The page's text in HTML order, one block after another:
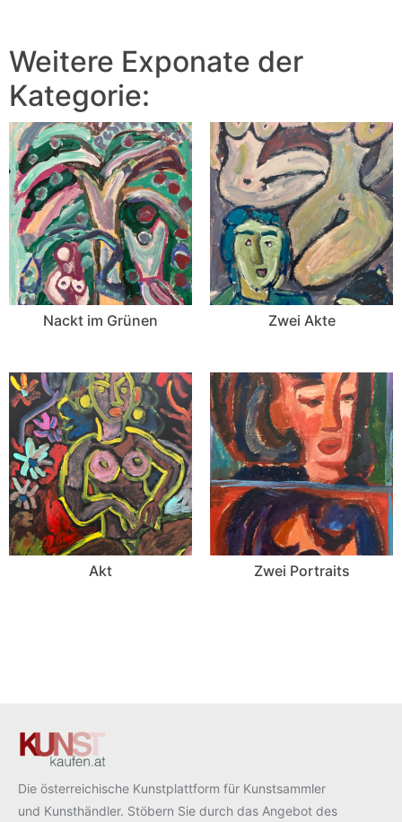
Weitere Exponate der
Kategorie:
Nackt im Grünen Zwei Akte
Akt Zwei Portraits
Die österreichische Kunstplattform für Kunstsammler
und Kunsthändler. Stöbern Sie durch das Angebot des